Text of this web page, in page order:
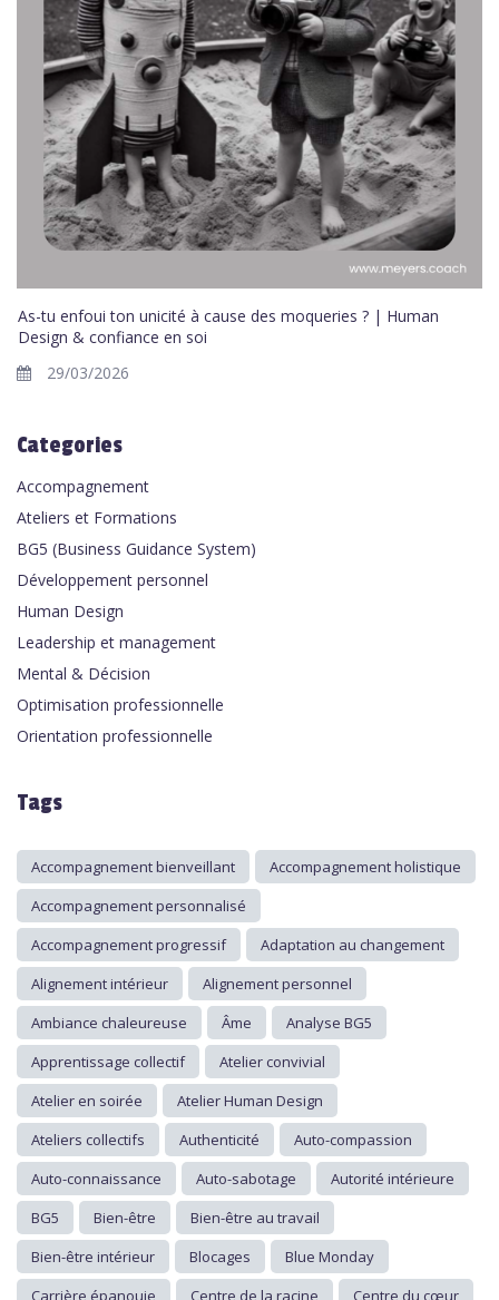
As-tu enfoui ton unicité à cause des moqueries ? | Human
Design & confiance en soi
29/03/2026
Categories
Accompagnement
Ateliers et Formations
BG5 (Business Guidance System)
Développement personnel
Human Design
Leadership et management
Mental & Décision
Optimisation professionnelle
Orientation professionnelle
Tags
Accompagnement bienveillant
Accompagnement holistique
Accompagnement personnalisé
Accompagnement progressif
Adaptation au changement
Alignement intérieur
Alignement personnel
Ambiance chaleureuse
Âme
Analyse BG5
Apprentissage collectif
Atelier convivial
Atelier en soirée
Atelier Human Design
Ateliers collectifs
Authenticité
Auto-compassion
Auto-connaissance
Auto-sabotage
Autorité intérieure
BG5
Bien-être
Bien-être au travail
Bien-être intérieur
Blocages
Blue Monday
Carrière épanouie
Centre de la racine Centre du cœur